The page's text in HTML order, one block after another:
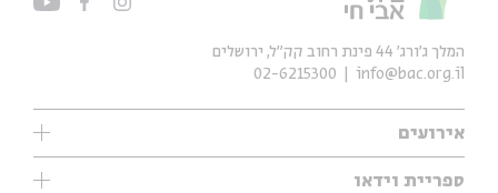
אירועים
עיון
ספריית וידאו
המלך ג'ורג' 44 פינת רחוב קק״ל, ירושלים
info@bac.org.il
02-6215300